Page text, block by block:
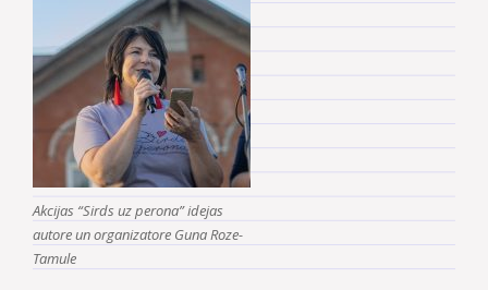
Akcijas “Sirds uz perona” idejas
autore un organizatore Guna Roze-
Tamule